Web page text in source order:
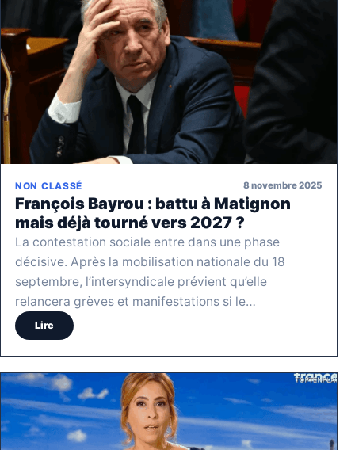
NON CLASSÉ 8 novembre 2025
François Bayrou : battu à Matignon
mais déjà tourné vers 2027 ?
La contestation sociale entre dans une phase
décisive. Après la mobilisation nationale du 18
septembre, l’intersyndicale prévient qu’elle
relancera grèves et manifestations si le…
Lire